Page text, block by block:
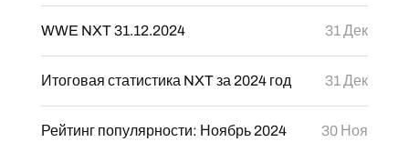
WWE NXT 31.12.2024 31 Дек
Итоговая статистика NXT за 2024 год 31 Дек
Рейтинг популярности: Ноябрь 2024 30 Ноя